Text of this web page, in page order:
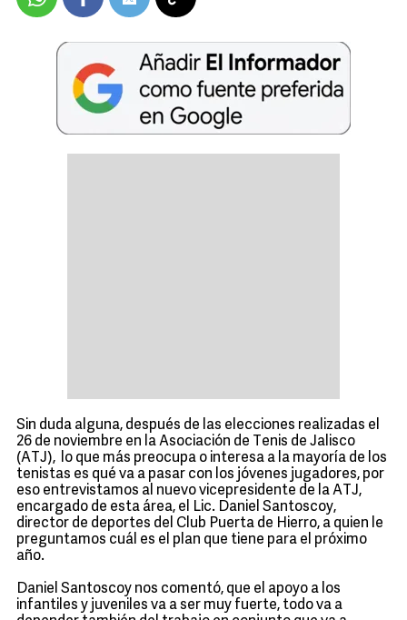
Sin duda alguna, después de las elecciones realizadas el
26 de noviembre en la Asociación de Tenis de Jalisco
(ATJ), lo que más preocupa o interesa a la mayoría de los
tenistas es qué va a pasar con los jóvenes jugadores, por
eso entrevistamos al nuevo vicepresidente de la ATJ,
encargado de esta área, el Lic. Daniel Santoscoy,
director de deportes del Club Puerta de Hierro, a quien le
preguntamos cuál es el plan que tiene para el próximo
año.
Daniel Santoscoy nos comentó, que el apoyo a los
infantiles y juveniles va a ser muy fuerte, todo va a